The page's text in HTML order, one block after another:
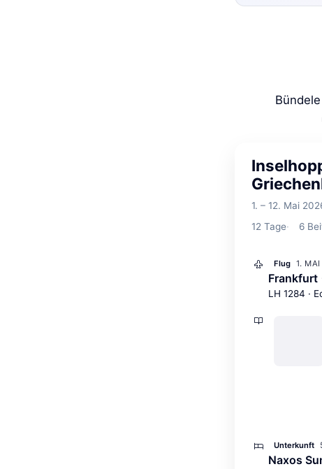
1. – 12. Mai
12 Tage 6
Flug 1.
LH 1284 ·
Unterkunft
Naxos